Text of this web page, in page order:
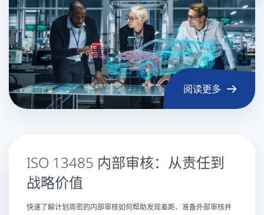
阅读更多
ISO 13485 内部审核：从责任到
战略价值
快速了解计划周密的内部审核如何帮助发现差距、准备外部审核并